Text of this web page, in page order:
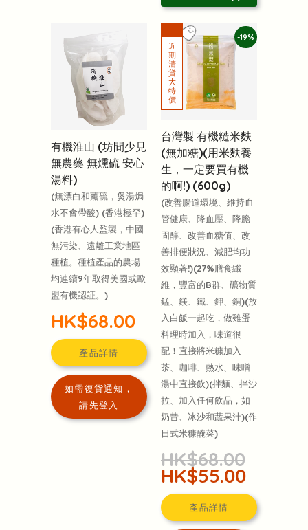
有機淮山 (坊間少見
無農藥 無燻硫 安心
湯料)
(無漂白和薰硫，煲湯焗
水不會帶酸) (香港極罕)
(香港有心人監製，中國
無污染、遠離工業地區
種植。種植產品的農場
均連續9年取得美國或歐
盟有機認証。)
HK$68.00
產品詳情
如需復貨通知，
請先登入
-19%
台灣製 有機糙米麩
(無加糖)(用米麩養
生，一定要買有機
的啊!) (600g)
(改善腸道環境、維持血
管健康、降血壓、降膽
固醇、改善血糖值、改
善排便狀況、減肥均功
效顯著!)(27%膳食纖
維，豐富的B群、礦物質
錳、鎂、鐵、鉀、銅)(放
入白飯一起吃，做雞蛋
料理時加入，味道很
配！直接將米糠加入
茶、咖啡、熱水、味噌
湯中直接飲)(拌麵、拌沙
拉、加入任何飲品，如
奶昔、冰沙和蔬果汁)(作
日式米糠醃菜)
HK$68.00
HK$55.00
產品詳情